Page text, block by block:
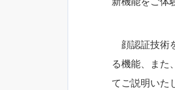
顔認証技術
る機能、また、
てご説明いた